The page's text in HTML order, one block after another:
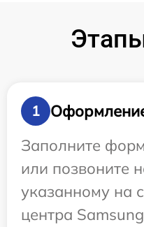
1
Заполните
или позвоните
указанному на
центра